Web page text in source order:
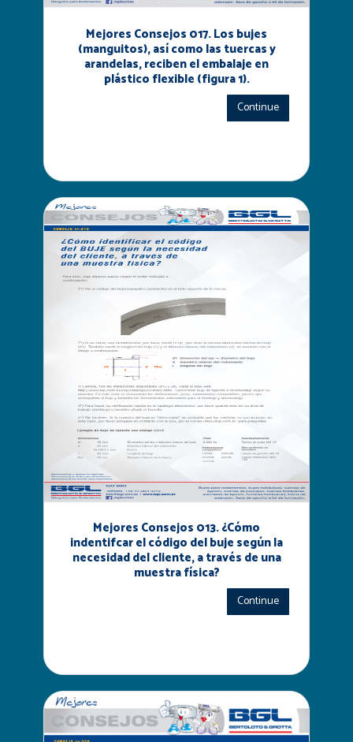
Mejores Consejos 017. Los bujes
(manguitos), así como las tuercas y
arandelas, reciben el embalaje en
plástico flexible (figura 1).
Continue
Mejores Consejos 013. ¿Cómo
indentifcar el código del buje según la
necesidad del cliente, a través de una
muestra física?
Continue